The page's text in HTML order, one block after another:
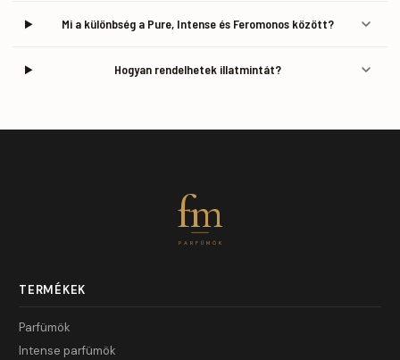
Mi a különbség a Pure, Intense és Feromonos között?
Hogyan rendelhetek illatmintát?
fm
PARFÜMÖK
TERMÉKEK
Parfümök
Intense parfümök